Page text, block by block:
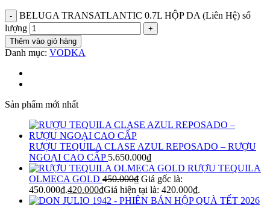
BELUGA TRANSATLANTIC 0.7L HỘP DA (Liên Hệ) số
lượng
Thêm vào giỏ hàng
Danh mục: VODKA
Sản phẩm mới nhất
RƯỢU TEQUILA CLASE AZUL REPOSADO – RƯỢU
NGOẠI CAO CẤP 5.650.000₫
RƯỢU TEQUILA
OLMECA GOLD 450.000₫ Giá gốc là:
450.000₫.420.000₫Giá hiện tại là: 420.000₫.